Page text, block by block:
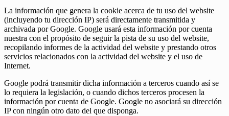
La información que genera la cookie acerca de tu uso del website
(incluyendo tu dirección IP) será directamente transmitida y
archivada por Google. Google usará esta información por cuenta
nuestra con el propósito de seguir la pista de su uso del website,
recopilando informes de la actividad del website y prestando otros
servicios relacionados con la actividad del website y el uso de
Internet.
Google podrá transmitir dicha información a terceros cuando así se
lo requiera la legislación, o cuando dichos terceros procesen la
información por cuenta de Google. Google no asociará su dirección
IP con ningún otro dato del que disponga.